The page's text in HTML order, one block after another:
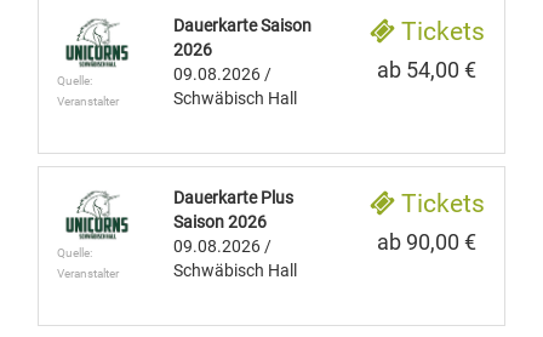
Quelle:
Veranstalter
Dauerkarte Saison
2026
09.08.2026 /
Schwäbisch Hall
Tickets
ab 54,00 €
Quelle:
Veranstalter
Dauerkarte Plus
Saison 2026
09.08.2026 /
Schwäbisch Hall
Tickets
ab 90,00 €